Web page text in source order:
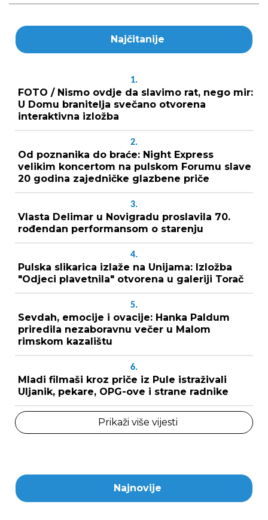
Najčitanije
1.
FOTO / Nismo ovdje da slavimo rat, nego mir:
U Domu branitelja svečano otvorena
interaktivna izložba
2.
Od poznanika do braće: Night Express
velikim koncertom na pulskom Forumu slave
20 godina zajedničke glazbene priče
3.
Vlasta Delimar u Novigradu proslavila 70.
rođendan performansom o starenju
4.
Pulska slikarica izlaže na Unijama: Izložba
"Odjeci plavetnila" otvorena u galeriji Torač
5.
Sevdah, emocije i ovacije: Hanka Paldum
priredila nezaboravnu večer u Malom
rimskom kazalištu
6.
Mladi filmaši kroz priče iz Pule istraživali
Uljanik, pekare, OPG-ove i strane radnike
Prikaži više vijesti
Najnovije